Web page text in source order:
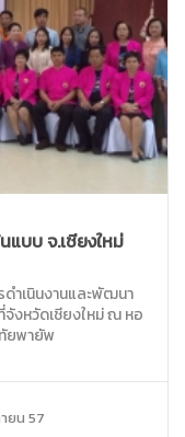
บบ จ.เชียงใหม่
ำเนินงานและพัฒนา
งหวัดเชียงใหม่ ณ หอ
ยพายัพ
ยน 57